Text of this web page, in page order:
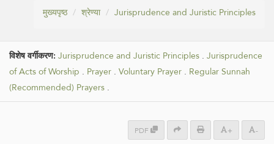
मुख्यपृष्ठ श्रेण्या Jurisprudence and Juristic Principles
विशेष वर्गीकरण: Jurisprudence and Juristic Principles . Jurisprudence
of Acts of Worship . Prayer . Voluntary Prayer . Regular Sunnah
(Recommended) Prayers .
PDF + -